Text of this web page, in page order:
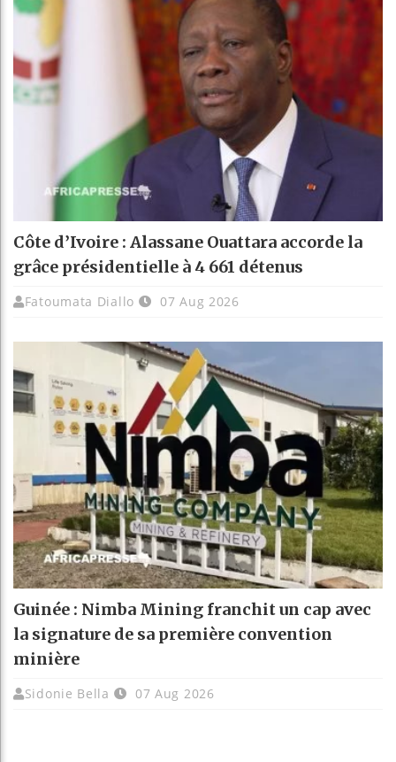
Côte d’Ivoire : Alassane Ouattara accorde la
grâce présidentielle à 4 661 détenus
Fatoumata Diallo 07 Aug 2026
Guinée : Nimba Mining franchit un cap avec
la signature de sa première convention
minière
Sidonie Bella 07 Aug 2026